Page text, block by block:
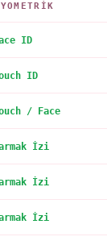
ID
ID
/ Face
İzi
İzi
İzi